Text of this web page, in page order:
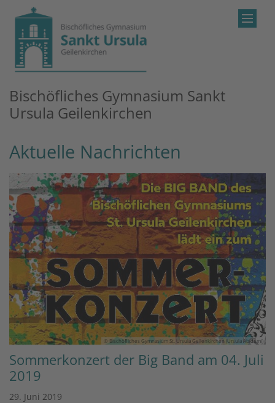
Zum Inhalt springen
Bischöfliches Gymnasium Sankt
Ursula Geilenkirchen
Aktuelle Nachrichten
© Bischöfliches Gymnasium St. Ursula Geilenkirchen (Ursula Abidemi)
Sommerkonzert der Big Band am 04. Juli
2019
29. Juni 2019